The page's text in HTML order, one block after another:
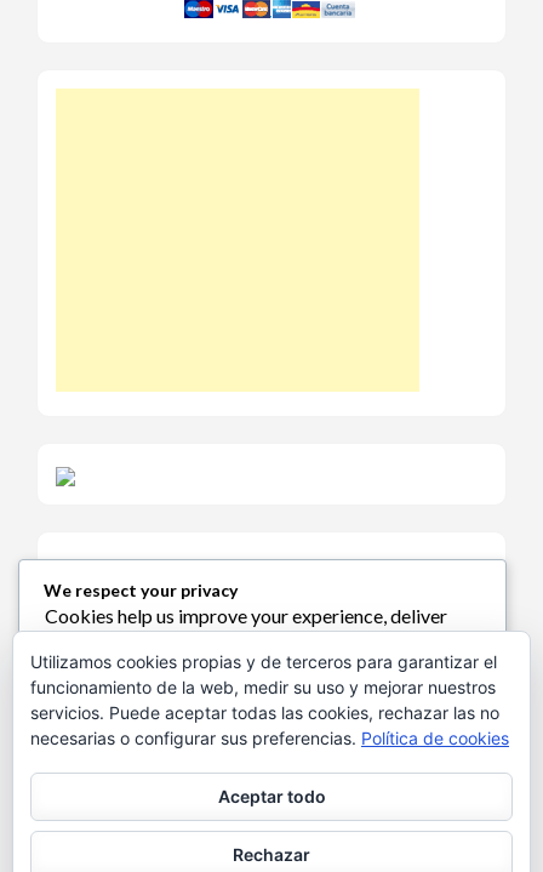
Política de Cookies
Política de Privacidad
We respect your privacy
Cookies help us improve your experience, deliver
choose which cookies to allow by clicking
Customize. Click Accept All to consent orReject
Allto decline non-essential cookies.
Customize
Reject All
Utilizamos cookies propias y de terceros para garantizar el
funcionamiento de la web, medir su uso y mejorar nuestros
servicios. Puede aceptar todas las cookies, rechazar las no
necesarias o configurar sus preferencias. Política de cookies
Aceptar todo
Rechazar